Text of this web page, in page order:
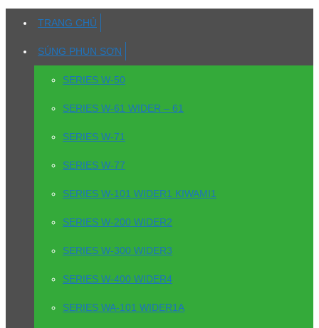
TRANG CHỦ
SÚNG PHUN SƠN
SERIES W-50
SERIES W-61 WIDER – 61
SERIES W-71
SERIES W-77
SERIES W-101 WIDER1 KIWAMI1
SERIES W-200 WIDER2
SERIES W-300 WIDER3
SERIES W-400 WIDER4
SERIES WA-101 WIDER1A